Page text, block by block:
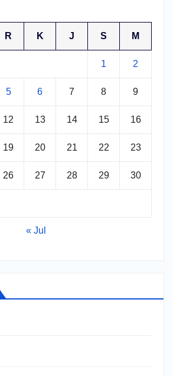
R K J S M
1 2
5 6 7 8 9
12 13 14 15 16
19 20 21 22 23
26 27 28 29 30
« Jul